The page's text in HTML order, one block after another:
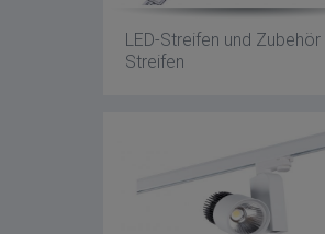
LED-Streifen und Zubehör
Streifen